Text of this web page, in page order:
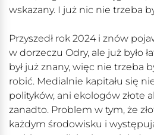
wskazany. I już nic nie trzeba
Przyszedł rok 2024 i znów
w dorzeczu Odry, ale już było
był już znany, więc nie trzeba
robić. Medialnie kapitału się
polityków, ani ekologów złote
zanadto. Problem w tym, że
każdym środowisku i